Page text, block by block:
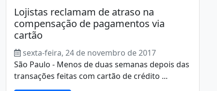
Lojistas reclamam de atraso na
compensação de pagamentos via
cartão
sexta-feira, 24 de novembro de 2017
São Paulo - Menos de duas semanas depois das
transações feitas com cartão de crédito ...